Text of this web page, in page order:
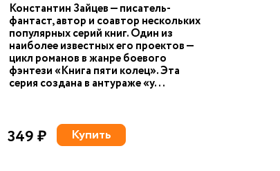
Константин Зайцев — писатель-
фантаст, автор и соавтор нескольких
популярных серий книг. Один из
наиболее известных его проектов —
цикл романов в жанре боевого
фэнтези «Книга пяти колец». Эта
серия создана в антураже «у...
349 ₽ Купить